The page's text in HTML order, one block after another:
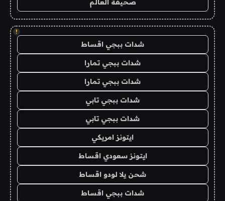
صحيفة العالم
!
شدات ببجي اقساط
شدات ببجي تمارا
شدات ببجي تمارا
شدات ببجي تابي
شدات ببجي تابي
ايتونز امريكي
ايتونز سعودي اقساط
شحن يلا لودو اقساط
شدات ببجي اقساط